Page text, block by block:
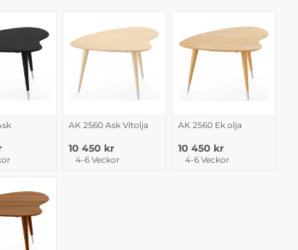
AK 2560 Ask Vitolja
10 450 kr
4-6 Veckor
AK 2560 Ek olja
10 450 kr
4-6 Veckor